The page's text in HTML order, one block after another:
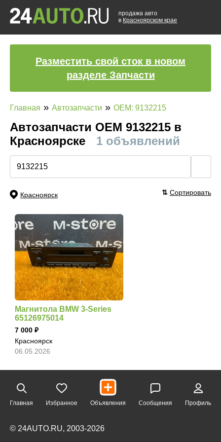
продажа авто
в Красноярском крае
Разместить свой сток в новом
разделе Запчасти
Главная » Автозапчасти » OEM: 9132215
Автозапчасти ОЕМ 9132215 в
Красноярске
1 объявлений
Красноярск ⇅ Сортировать
Магнитола BMW 3-Series
65126975014
7 000
Красноярск
06.05.2026
Главная Избранное Объявления Сообщения Профиль
© 24AUTO.RU, 2003-2026